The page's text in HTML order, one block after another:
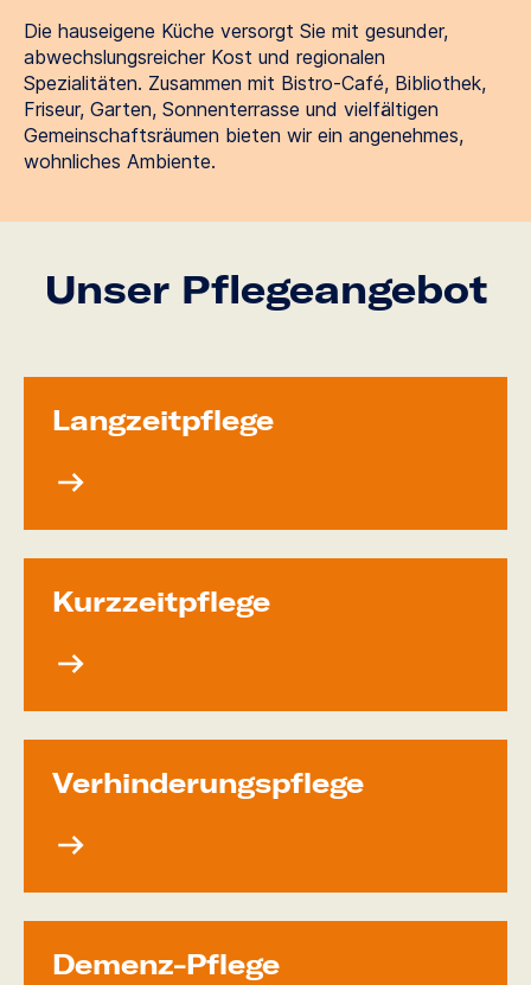
Die hauseigene Küche versorgt Sie mit gesunder,
abwechslungsreicher Kost und regionalen
Spezialitäten. Zusammen mit Bistro-Café, Bibliothek,
Friseur, Garten, Sonnenterrasse und vielfältigen
Gemeinschaftsräumen bieten wir ein angenehmes,
wohnliches Ambiente.
Unser Pflegeangebot
Langzeit­pflege
Kurzzeit­pflege
Verhinde­rungs­pflege
Demenz-Pflege